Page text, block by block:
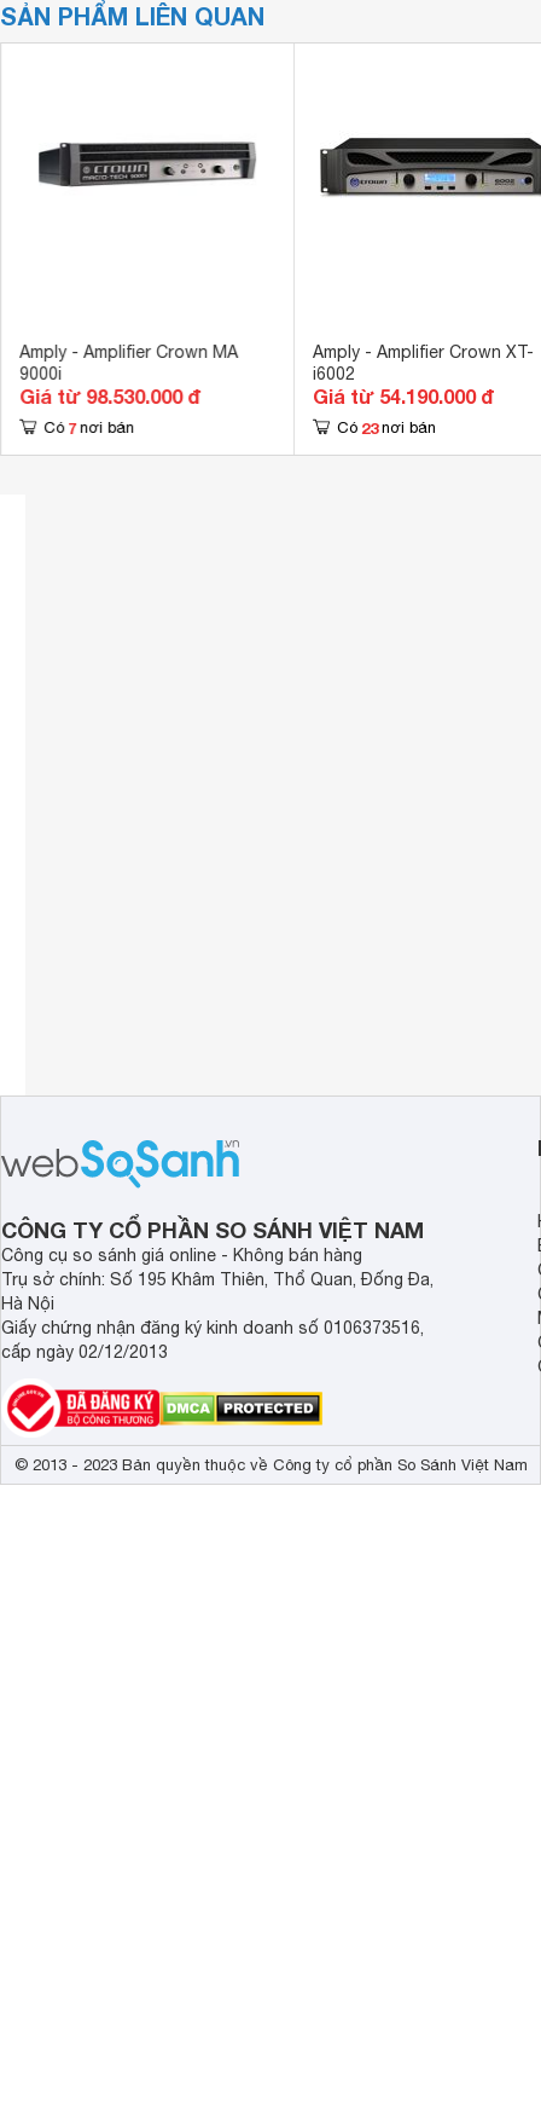
SẢN PHẨM LIÊN QUAN
Amply - Amplifier Crown MA
9000i
Giá từ 98.530.000 đ
Có 7 nơi bán
Amply - Amplifier Crown XT-
i6002
Giá từ 54.190.000 đ
Có 23 nơi bán
CÔNG TY CỔ PHẦN SO SÁNH VIỆT NAM
Công cụ so sánh giá online - Không bán hàng
Trụ sở chính: Số 195 Khâm Thiên, Thổ Quan, Đống Đa,
Hà Nội
Giấy chứng nhận đăng ký kinh doanh số 0106373516,
cấp ngày 02/12/2013
© 2013 - 2023 Bản quyền thuộc về Công ty cổ phần So Sánh Việt Nam